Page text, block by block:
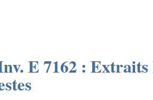
E 7162 :